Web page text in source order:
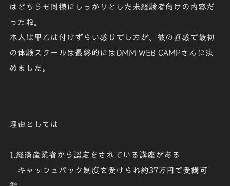
はどちらも同様にしっかりとした未経験者向けの内容だ
ったね。
本人は甲乙は付けずらい感じでしたが、彼の直感で最初
の体験スクールは最終的にはDMM WEB CAMPさんに決
めました。
理由としては
1.経済産業省から認定をされている講座がある
キャッシュバック制度を受けられ約37万円で受講可